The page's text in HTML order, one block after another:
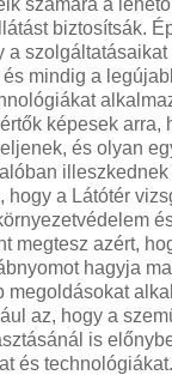
biztosítsák.
a
mindig a
képesek arra,
és olyan
hogy a Látótér
megtesz azért,
hagyja
megoldásokat
az, hogy a
is
és technológiákat.